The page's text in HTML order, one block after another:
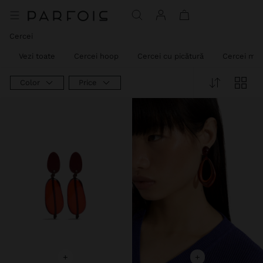
Cercei
Vezi toate Cercei hoop Cercei cu picătură Cercei
Color Price
+ +